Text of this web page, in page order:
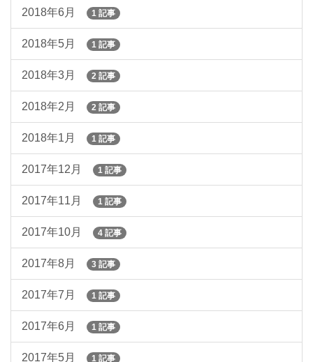
2018年6月 1 記事
2018年5月 1 記事
2018年3月 2 記事
2018年2月 2 記事
2018年1月 1 記事
2017年12月 1 記事
2017年11月 1 記事
2017年10月 4 記事
2017年8月 3 記事
2017年7月 1 記事
2017年6月 1 記事
2017年5月 1 記事